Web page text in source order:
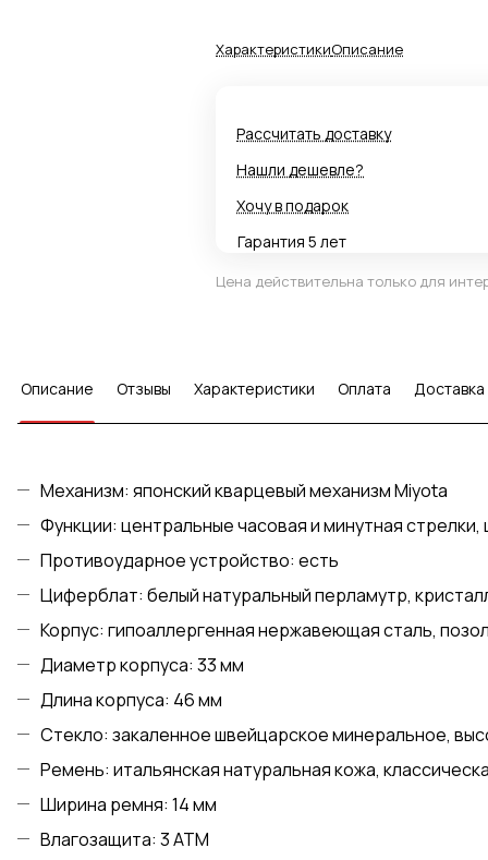
ХарактеристикиОписание
Рассчитать доставку
Нашли дешевле?
Хочу в подарок
Гарантия 5 лет
Цена действительна только для
Описание Отзывы Характеристики Оплата Доставка
Механизм: японский кварцевый механизм Miyota
Функции: центральные часовая и минутная
Противоударное устройство: есть
Циферблат: белый натуральный перламутр,
Корпус: гипоаллергенная нержавеющая сталь,
Диаметр корпуса: 33 мм
Длина корпуса: 46 мм
Стекло: закаленное швейцарское минеральное,
Ремень: итальянская натуральная кожа,
Ширина ремня: 14 мм
Влагозащита: 3 АТМ